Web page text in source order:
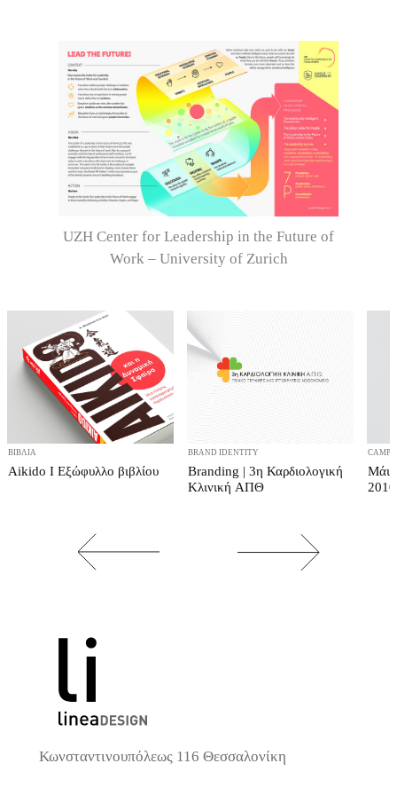
UZH Center for Leadership in the Future of
Work – University of Zurich
ΒΙΒΛΊΑ
Aikido I Εξώφυλλο βιβλίου
BRAND IDENTITY
Branding | 3η Καρδιολογική
Κλινική ΑΠΘ
Κωνσταντινουπόλεως 116 Θεσσαλονίκη